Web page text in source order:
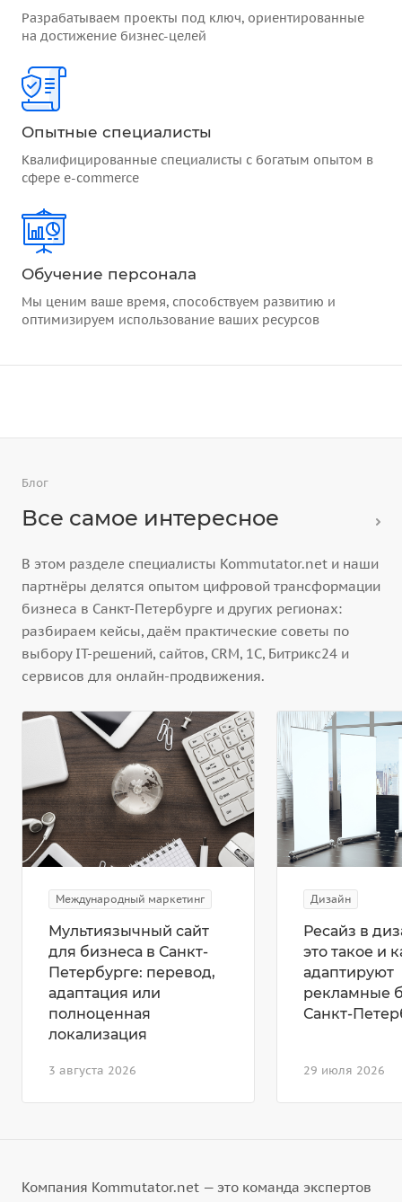
Разрабатываем проекты под ключ, ориентированные
на достижение бизнес-целей
Опытные специалисты
Квалифицированные специалисты с богатым опытом в
сфере e-commerce
Обучение персонала
Мы ценим ваше время, способствуем развитию и
оптимизируем использование ваших ресурсов
Блог
Все самое интересное
В этом разделе специалисты Kommutator.net и наши
партнёры делятся опытом цифровой трансформации
бизнеса в Санкт-Петербурге и других регионах:
разбираем кейсы, даём практические советы по
выбору IT-решений, сайтов, CRM, 1С, Битрикс24 и
сервисов для онлайн-продвижения.
Международный маркетинг
3 августа 2026
Мультиязычный сайт
для бизнеса в Санкт-
Петербурге: перевод,
адаптация или
полноценная
локализация
Дизайн
29 июля 2026
Ресайз в
это такое и
адаптируют
рекламные
Санкт-
Компания Kommutator.net — это команда экспертов